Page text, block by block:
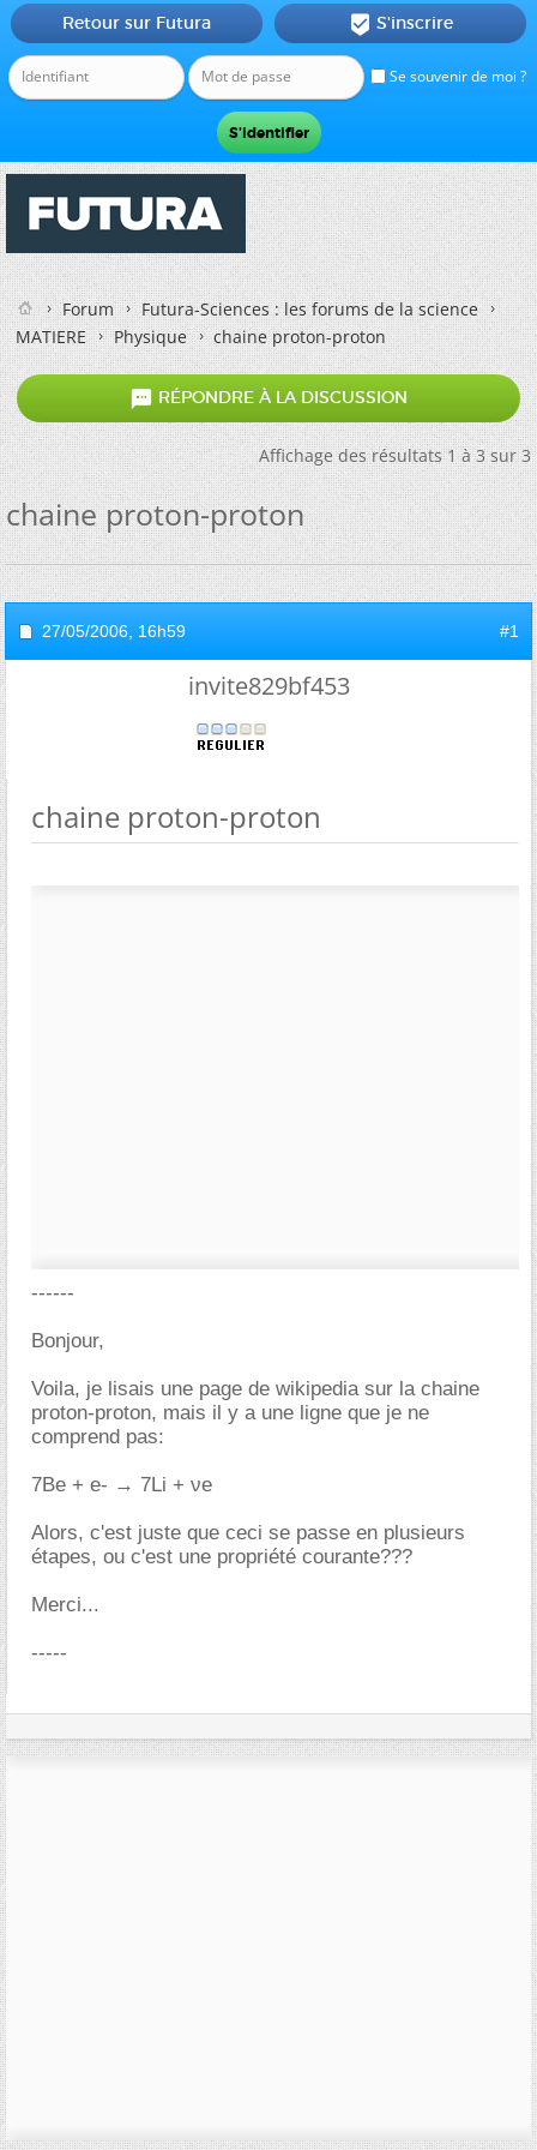
Se souvenir de moi ?
Retour sur Futura  S'inscrire
Forum
Futura-Sciences : les forums de la science
MATIERE
Physique chaine proton-proton
 RÉPONDRE À LA DISCUSSION
Affichage des résultats 1 à 3 sur 3
chaine proton-proton
27/05/2006, 16h59 #1
invite829bf453
chaine proton-proton
------
Bonjour,
Voila, je lisais une page de wikipedia sur la chaine
proton-proton, mais il y a une ligne que je ne
comprend pas:
7Be + e- → 7Li + νe
Alors, c'est juste que ceci se passe en plusieurs
étapes, ou c'est une propriété courante???
Merci...
-----